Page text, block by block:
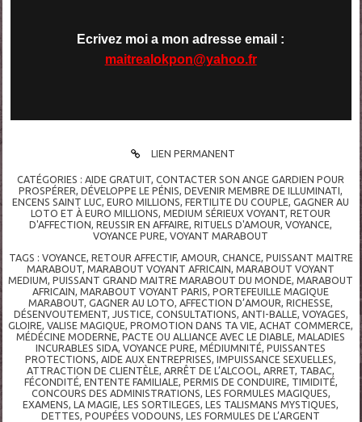
Ecrivez moi a mon adresse email :
maitrealokpon@yahoo.fr
LIEN PERMANENT
CATÉGORIES :AIDE GRATUIT,CONTACTER SON ANGE GARDIEN POUR
PROSPÉRER,DÉVELOPPE LE PÉNIS,DEVENIR MEMBRE DE ILLUMINATI,
ENCENS SAINT LUC,EURO MILLIONS,FERTILITE DU COUPLE,GAGNER AU
LOTO ET À EURO MILLIONS,MEDIUM SÉRIEUX VOYANT,RETOUR
D'AFFECTION,REUSSIR EN AFFAIRE,RITUELS D'AMOUR,VOYANCE,
VOYANCE PURE,VOYANT MARABOUT
TAGS : VOYANCE RETOUR AFFECTIF, AMOUR CHANCE PUISSANT MAITRE
MARABOUT ,MARABOUT VOYANT AFRICAIN ,MARABOUT VOYANT
MEDIUM ,PUISSANT GRAND MAITRE MARABOUT DU MONDE ,MARABOUT
AFRICAIN ,MARABOUT VOYANT PARIS ,PORTEFEUILLE MAGIQUE
MARABOUT ,GAGNER AU LOTO AFFECTION D’AMOUR ,RICHESSE
DÉSENVOUTEMENT, JUSTICE CONSULTATIONS ANTI-BALLE VOYAGES
GLOIRE ,VALISE MAGIQUE ,PROMOTION DANS TA VIE ACHAT COMMERCE
MÉDÉCINE MODERNE ,PACTE OU ALLIANCE AVEC LE DIABLE ,MALADIES
INCURABLES SIDA ,VOYANCE PURE ,MÉDIUMNITÉ ,PUISSANTES
PROTECTIONS AIDE AUX ENTREPRISES ,IMPUISSANCE SEXUELLES
ATTRACTION DE CLIENTÈLE ARRÊT DE L’ALCOOL ARRET TABAC
FÉCONDITÉ ENTENTE FAMILIALE PERMIS DE CONDUIRE TIMIDITÉ
CONCOURS DES ADMINISTRATIONS LES FORMULES MAGIQUES
EXAMENS ,LA MAGIE ,LES SORTILEGES ,LES TALISMANS MYSTIQUES
DETTES ,POUPÉES VODOUNS ,LES FORMULES DE L’ARGENT